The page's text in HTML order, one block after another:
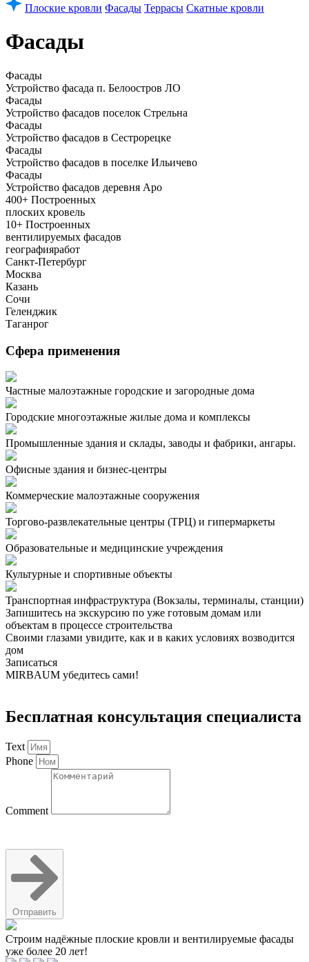
Плоские кровли Фасады Террасы Скатные кровли
Фасады
Фасады
Устройство фасада п. Белоостров ЛО
Фасады
Устройство фасадов поселок Стрельна
Фасады
Устройство фасадов в Сестрорецке
Фасады
Устройство фасадов в поселке Ильичево
Фасады
Устройство фасадов деревня Аро
400+ Построенных
плоских кровель
10+ Построенных
вентилируемых фасадов
географияработ
Санкт-Петербург
Москва
Казань
Сочи
Геленджик
Таганрог
Сфера применения
Частные малоэтажные городские и загородные дома
Городские многоэтажные жилые дома и комплексы
Промышленные здания и склады, заводы и фабрики, ангары.
Офисные здания и бизнес-центры
Коммерческие малоэтажные сооружения
Торгово-развлекательные центры (ТРЦ) и гипермаркеты
Образовательные и медицинские учреждения
Культурные и спортивные объекты
Транспортная инфраструктура (Вокзалы, терминалы, станции)
Запишитесь на экскурсию по уже готовым домам или
объектам в процессе строительства
Своими глазами увидите, как и в каких условиях возводится
дом
Записаться
MIRBAUM убедитесь сами!
Бесплатная консультация специалиста
Text
Phone
Comment
Отправить
Строим надёжные плоские кровли и вентилируемые фасады
уже более 20 лет!